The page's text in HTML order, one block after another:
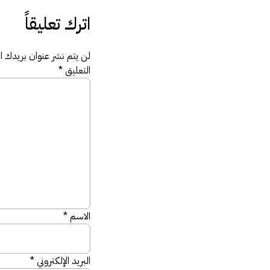
اترك تعليقاً
لن يتم نشر عنوان بريدك
التعليق*
الاسم*
البريد الإلكتروني*